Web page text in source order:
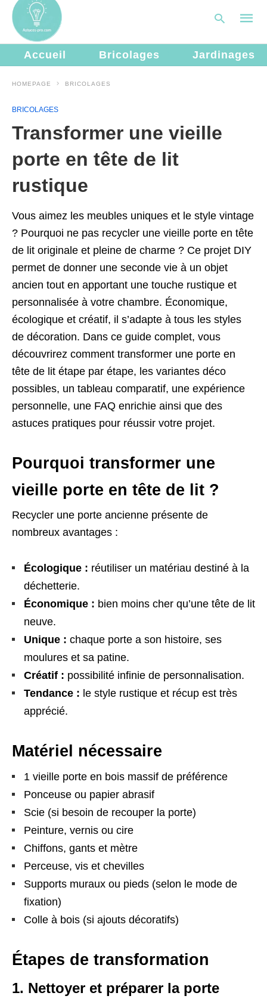
Accueil Bricolages Jardinages
HOMEPAGE BRICOLAGES
BRICOLAGES
Transformer une vieille
porte en tête de lit
rustique
Vous aimez les meubles uniques et le style vintage
? Pourquoi ne pas recycler une vieille porte en tête
de lit originale et pleine de charme ? Ce projet DIY
permet de donner une seconde vie à un objet
ancien tout en apportant une touche rustique et
personnalisée à votre chambre. Économique,
écologique et créatif, il s’adapte à tous les styles
de décoration. Dans ce guide complet, vous
découvrirez comment transformer une porte en
tête de lit étape par étape, les variantes déco
possibles, un tableau comparatif, une expérience
personnelle, une FAQ enrichie ainsi que des
astuces pratiques pour réussir votre projet.
Pourquoi transformer une
vieille porte en tête de lit ?
Recycler une porte ancienne présente de
nombreux avantages :
Écologique : réutiliser un matériau destiné à la
déchetterie.
Économique : bien moins cher qu’une tête de lit
neuve.
Unique : chaque porte a son histoire, ses
moulures et sa patine.
Créatif : possibilité infinie de personnalisation.
Tendance : le style rustique et récup est très
apprécié.
Matériel nécessaire
1 vieille porte en bois massif de préférence
Ponceuse ou papier abrasif
Scie (si besoin de recouper la porte)
Peinture, vernis ou cire
Chiffons, gants et mètre
Perceuse, vis et chevilles
Supports muraux ou pieds (selon le mode de
fixation)
Colle à bois (si ajouts décoratifs)
Étapes de transformation
1. Nettoyer et préparer la porte